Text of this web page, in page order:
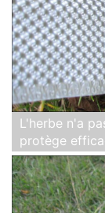
L'herbe n'a
protège